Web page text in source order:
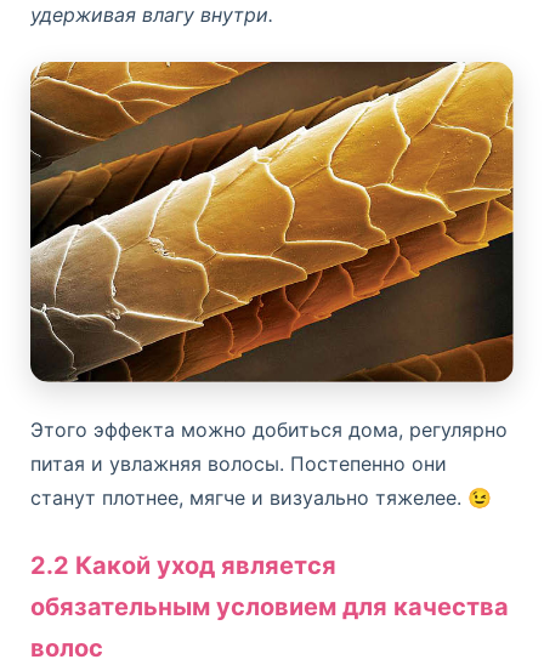
удерживая влагу внутри.
Этого эффекта можно добиться дома, регулярно
питая и увлажняя волосы. Постепенно они
станут плотнее, мягче и визуально тяжелее. 😉
2.2 Какой уход является
обязательным условием для качества
волос